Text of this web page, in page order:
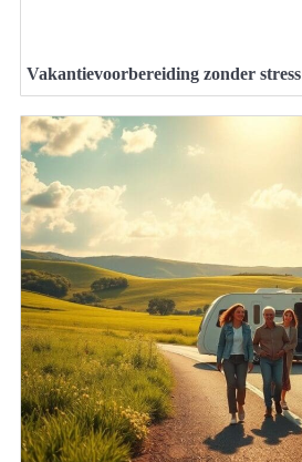
Vakantievoorbereiding zonder stress